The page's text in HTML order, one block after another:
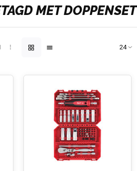
MET DOPPENSET